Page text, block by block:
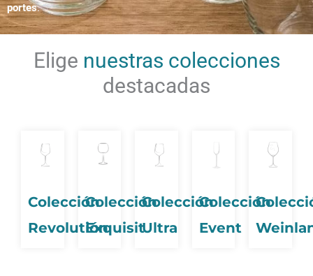
portes.
Elige nuestras colecciones
destacadas
Colección
Revolutión
Colección
Exquisit
Colección
Ultra
Colección
Event